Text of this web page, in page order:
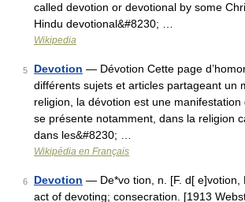
called devotion or devotional by some
Hindu devotional&#8230; …
Wikipedia
5 Devotion — Dévotion Cette page
différents sujets et articles partageant un
religion, la dévotion est une
se présente notamment, dans la religion
dans les&#8230; …
Wikipédia en Français
6 Devotion — De*vo tion, n. [F. d[ e]votion,
act of devoting; consecration. [1913